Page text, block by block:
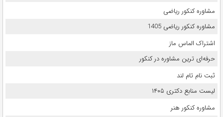
مشاوره کنکور ریاضی
مشاوره کنکور ریاضی 1405
اشتراک الماس ماز
حرفه‌ای ترین مشاوره در کنکور
ثبت نام تام لند
لیست منابع دکتری ۱۴۰۵
مشاوره کنکور هنر